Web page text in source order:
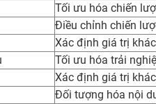
Tối ưu hóa chiến
Điều chỉnh chiến
Xác định giá trị
Tối ưu hóa trải
Xác định giá trị
Đối tượng hóa nội